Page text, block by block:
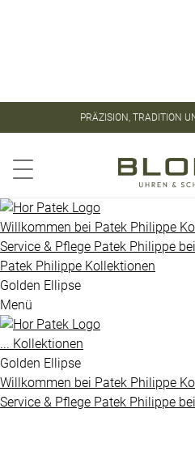
PRÄZISION, TRADITION
PATEK
PHILIPPE
Aquanaut
Calatrava
Golden
Gondolo
Grandes
Complications
UHREN
VINTAGE
SCHMUCK
BLOME
SERVICE
Willkommen bei Patek Philippe
Service & Pflege Patek Philippe bei
Patek Philippe Kollektionen
Golden Ellipse
Menü
... Kollektionen
Golden Ellipse
Willkommen bei Patek Philippe
Service & Pflege Patek Philippe bei